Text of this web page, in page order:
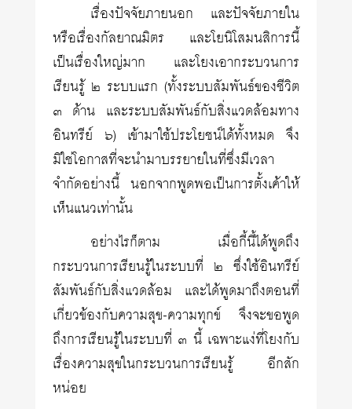
เรื่องปัจจัยภายนอก และปัจจัยภายใน
หรือเรื่องกัลยาณมิตร และโยนิโสมนสิการนี้
เป็นเรื่องใหญ่มาก และโยงเอากระบวนการ
เรียนรู้ ๒ ระบบแรก (ทั้งระบบสัมพันธ์ของชีวิต
๓ ด้าน และระบบสัมพันธ์กับสิ่งแวดล้อมทาง
อินทรีย์ ๖) เข้ามาใช้ประโยชน์ได้ทั้งหมด จึง
มิใช่โอกาสที่จะนำมาบรรยายในที่ซึ่งมีเวลา
จำกัดอย่างนี้ นอกจากพูดพอเป็นการตั้งเค้าให้
เห็นแนวเท่านั้น
อย่างไรก็ตาม เมื่อกี้นี้ได้พูดถึง
กระบวนการเรียนรู้ในระบบที่ ๒ ซึ่งใช้อินทรีย์
สัมพันธ์กับสิ่งแวดล้อม และได้พูดมาถึงตอนที่
เกี่ยวข้องกับความสุข-ความทุกข์ จึงจะขอพูด
ถึงการเรียนรู้ในระบบที่ ๓ นี้ เฉพาะแง่ที่โยงกับ
เรื่องความสุขในกระบวนการเรียนรู้ อีกสัก
หน่อย